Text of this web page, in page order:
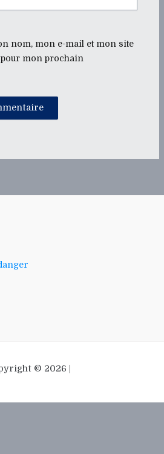
nom, mon e-mail et mon site
mon prochain
© 2026 |